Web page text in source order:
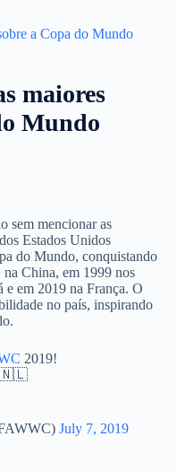
a Copa do Mundo
maiores
Mundo
sem mencionar as
Estados Unidos
do Mundo, conquistando
China, em 1999 nos
e em 2019 na França. O
no país, inspirando
2019!
July 7, 2019